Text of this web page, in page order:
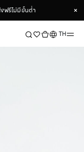
ฟรีไม่มีขั้นต่ำ
×
×
ภาษาTH